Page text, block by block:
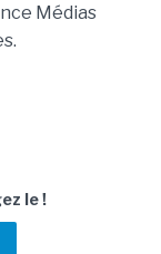
Médias
le !